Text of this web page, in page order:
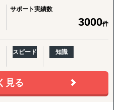
計・初期営業仮説の整理ま
を明確にし、次の意思決定に
）】
理/分析・FDA対応・B2B/EC
ーズ（営業代行・パートナー
運用、販売データ分析、
売の実現を一気通貫で支援し
提供：
タムメイドの支援を提供しま
、以下の主要国を対象とした
サポート実績数
3000件
スピード 知識
見る